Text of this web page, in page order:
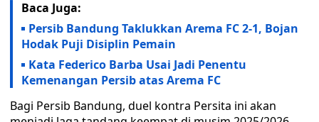
Baca Juga:
Persib Bandung Taklukkan Arema FC 2-1, Bojan
Hodak Puji Disiplin Pemain
Kata Federico Barba Usai Jadi Penentu
Kemenangan Persib atas Arema FC
Bagi Persib Bandung, duel kontra Persita ini akan